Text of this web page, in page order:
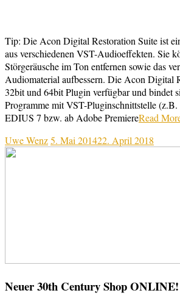
Tip: Die Acon Digital Restoration Suite ist
aus verschiedenen VST-Audioeffekten. Sie
Störgeräusche im Ton entfernen sowie das
Audiomaterial aufbessern. Die Acon Digital
32bit und 64bit Plugin verfügbar und bindet
Programme mit VST-Pluginschnittstelle
EDIUS 7 bzw. ab Adobe PremiereRead
Uwe Wenz5. Mai 201422. April 2018
Neuer 30th Century Shop ONLINE!